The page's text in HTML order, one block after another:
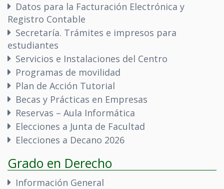
Datos para la Facturación Electrónica y
Registro Contable
Secretaría. Trámites e impresos para
estudiantes
Servicios e Instalaciones del Centro
Programas de movilidad
Plan de Acción Tutorial
Becas y Prácticas en Empresas
Reservas – Aula Informática
Elecciones a Junta de Facultad
Elecciones a Decano 2026
Grado en Derecho
Información General